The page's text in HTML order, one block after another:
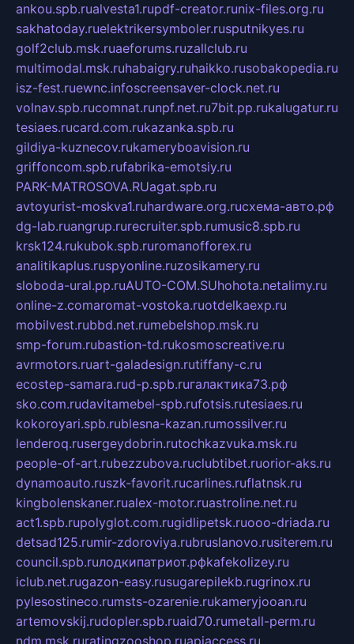
ankou.spb.rualvesta1.rupdf-creator.runix-files.org.ru
sakhatoday.ruelektrikersymboler.rusputnikyes.ru
golf2club.msk.ruaeforums.ruzallclub.ru
multimodal.msk.ruhabaigry.ruhaikko.rusobakopedia.ru
isz-fest.ruewnc.infoscreensaver-clock.net.ru
volnav.spb.rucomnat.runpf.net.ru7bit.pp.rukalugatur.ru
tesiaes.rucard.com.rukazanka.spb.ru
gildiya-kuznecov.rukameryboavision.ru
griffoncom.spb.rufabrika-emotsiy.ru
PARK-MATROSOVA.RUagat.spb.ru
avtoyurist-moskva1.ruhardware.org.ruсхема-авто.рф
dg-lab.ruangrup.rurecruiter.spb.rumusic8.spb.ru
krsk124.rukubok.spb.ruromanofforex.ru
analitikaplus.ruspyonline.ruzosikamery.ru
sloboda-ural.pp.ruAUTO-COM.SUhohota.netalimy.ru
online-z.comaromat-vostoka.ruotdelkaexp.ru
mobilvest.rubbd.net.rumebelshop.msk.ru
smp-forum.rubastion-td.rukosmoscreative.ru
avrmotors.ruart-galadesign.rutiffany-c.ru
ecostep-samara.rud-p.spb.ruгалактика73.рф
sko.com.rudavitamebel-spb.rufotsis.rutesiaes.ru
kokoroyari.spb.rublesna-kazan.rumossilver.ru
lenderoq.rusergeydobrin.rutochkazvuka.msk.ru
people-of-art.rubezzubova.ruclubtibet.ruorior-aks.ru
dynamoauto.ruszk-favorit.rucarlines.ruflatnsk.ru
kingbolenskaner.rualex-motor.ruastroline.net.ru
act1.spb.rupolyglot.com.rugidlipetsk.ruooo-driada.ru
detsad125.rumir-zdoroviya.rubruslanovo.rusiterem.ru
council.spb.ruлодкипатриот.рфkafekolizey.ru
iclub.net.rugazon-easy.rusugarepilekb.rugrinox.ru
pylesostineco.rumsts-ozarenie.rukameryjooan.ru
artemovskij.rudopler.spb.ruaid70.rumetall-perm.ru
ndm.msk.ruratingzooshop.ruapiaccess.ru